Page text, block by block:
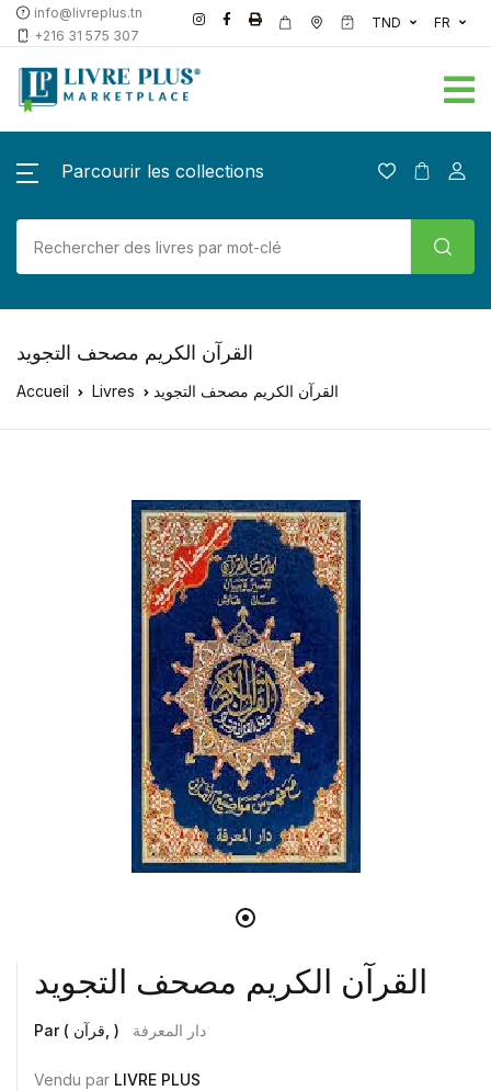
info@livreplus.tn
+216 31 575 307
TND FR
Parcourir les collections
القرآن الكريم مصحف التجويد
Accueil Livres القرآن الكريم مصحف التجويد
القرآن الكريم مصحف التجويد
Par ( قرآن, ) دار المعرفة
Vendu par LIVRE PLUS